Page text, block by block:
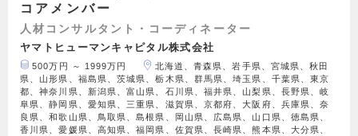
コアメンバー
人材コンサルタント・コーディネーター
ヤマトヒューマンキャピタル株式会社
500万円 ～ 1999万円
北海道、青森県、岩手県、宮城県、秋田
県、山形県、福島県、茨城県、栃木県、群馬県、埼玉県、千葉県、東京
都、神奈川県、新潟県、富山県、石川県、福井県、山梨県、長野県、岐
阜県、静岡県、愛知県、三重県、滋賀県、京都府、大阪府、兵庫県、奈
良県、和歌山県、鳥取県、島根県、岡山県、広島県、山口県、徳島県、
香川県、愛媛県、高知県、福岡県、佐賀県、長崎県、熊本県、大分県、